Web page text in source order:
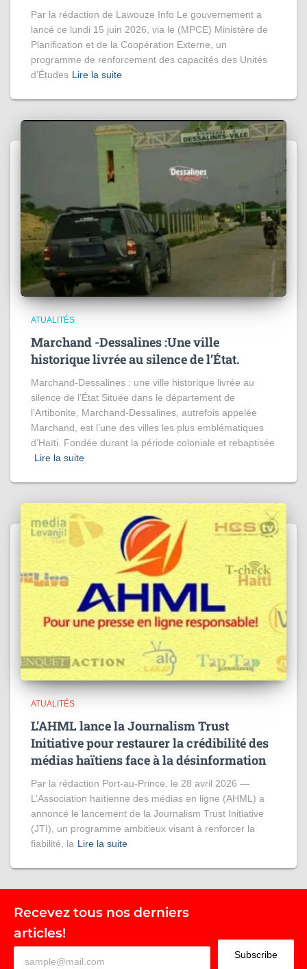
Par la rédaction de Lawouze Info Le gouvernement a
lancé ce lundi 15 juin 2026, via le (MPCE) Ministère de
Planification et de la Coopération Externe, un
programme de renforcement des capacités des Unités
d’Études Lire la suite
ATUALITÉS
Marchand -Dessalines :Une ville
historique livrée au silence de l’État.
Marchand-Dessalines : une ville historique livrée au
silence de l’État Située dans le département de
l’Artibonite, Marchand-Dessalines, autrefois appelée
Marchand, est l’une des villes les plus emblématiques
d’Haïti. Fondée durant la période coloniale et rebaptisée
Lire la suite
ATUALITÉS
L’AHML lance la Journalism Trust
Initiative pour restaurer la crédibilité des
médias haïtiens face à la désinformation
Par la rédaction Port-au-Prince, le 28 avril 2026 —
L’Association haïtienne des médias en ligne (AHML) a
annoncé le lancement de la Journalism Trust Initiative
(JTI), un programme ambitieux visant à renforcer la
fiabilité, la Lire la suite
Recevez tous nos derniers
articles!
Subscribe